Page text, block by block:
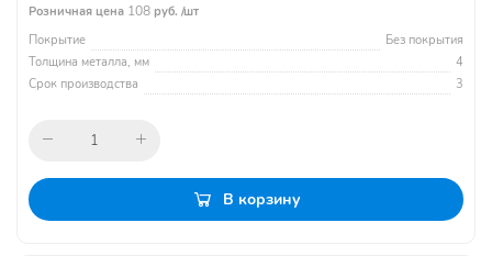
Розничная цена 108 руб. /шт
Покрытие
Без покрытия
Толщина металла, мм
4
Срок производства
3
В корзину